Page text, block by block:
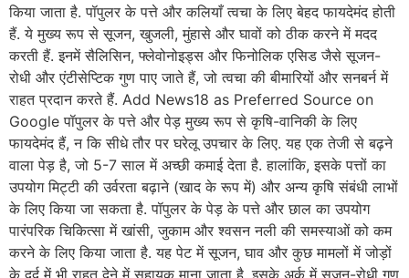
किया जाता है. पॉपुलर के पत्ते और कलियाँ त्वचा के लिए बेहद फायदेमंद होती
हैं. ये मुख्य रूप से सूजन, खुजली, मुंहासे और घावों को ठीक करने में मदद
करती हैं. इनमें सैलिसिन, फ्लेवोनोइड्स और फिनोलिक एसिड जैसे सूजन-
रोधी और एंटीसेप्टिक गुण पाए जाते हैं, जो त्वचा की बीमारियों और सनबर्न में
राहत प्रदान करते हैं. Add News18 as Preferred Source on
Google पॉपुलर के पत्ते और पेड़ मुख्य रूप से कृषि-वानिकी के लिए
फायदेमंद हैं, न कि सीधे तौर पर घरेलू उपचार के लिए. यह एक तेजी से बढ़ने
वाला पेड़ है, जो 5-7 साल में अच्छी कमाई देता है. हालांकि, इसके पत्तों का
उपयोग मिट्टी की उर्वरता बढ़ाने (खाद के रूप में) और अन्य कृषि संबंधी लाभों
के लिए किया जा सकता है. पॉपुलर के पेड़ के पत्ते और छाल का उपयोग
पारंपरिक चिकित्सा में खांसी, जुकाम और श्वसन नली की समस्याओं को कम
करने के लिए किया जाता है. यह पेट में सूजन, घाव और कुछ मामलों में जोड़ों
के दर्द में भी राहत देने में सहायक माना जाता है. इसके अर्क में सूजन-रोधी गुण